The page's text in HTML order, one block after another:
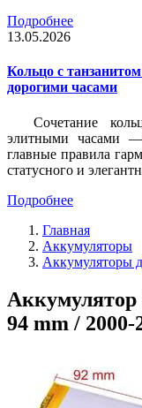
Подробнее
13.05.2026
Кольцо с
дорогими часами
Сочетание
элитными часами —
главные правила
статусного и
Подробнее
Главная
Аккумуляторы
Аккумуляторы
Аккумулятор
94 mm / 2000-